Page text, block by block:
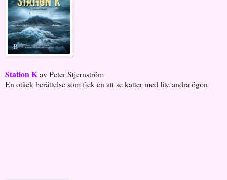
Station Kav Peter Stjernström
En otäck berättelse som fick en att se katter med lite andra ögon